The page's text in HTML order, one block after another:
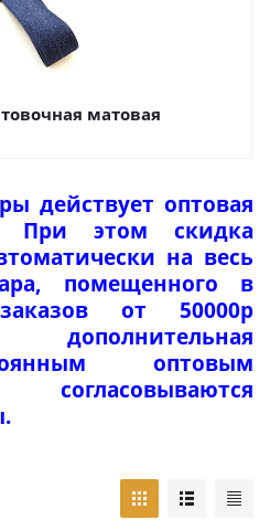
матовая
действует оптовая
При этом скидка
на весь
помещенного в
от 50000р
дополнительная
оптовым